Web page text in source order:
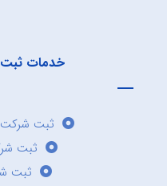
خدمات
ثبت
ثبت
ثبت